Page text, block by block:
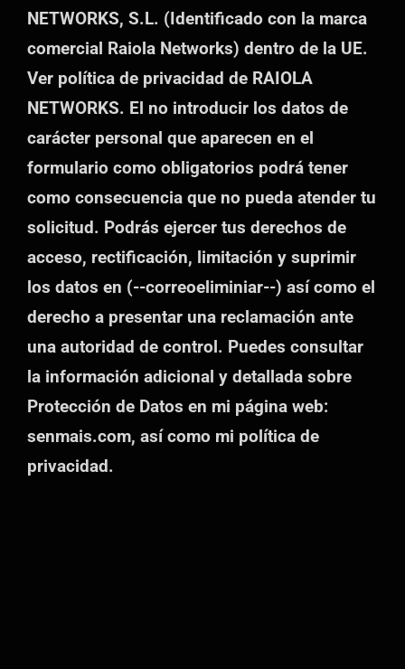
NETWORKS, S.L. (Identificado con la marca
comercial Raiola Networks) dentro de la UE.
Ver política de privacidad de RAIOLA
NETWORKS. El no introducir los datos de
carácter personal que aparecen en el
formulario como obligatorios podrá tener
como consecuencia que no pueda atender tu
solicitud. Podrás ejercer tus derechos de
acceso, rectificación, limitación y suprimir
los datos en (--correoeliminiar--) así como el
derecho a presentar una reclamación ante
una autoridad de control. Puedes consultar
la información adicional y detallada sobre
Protección de Datos en mi página web:
senmais.com, así como mi política de
privacidad.